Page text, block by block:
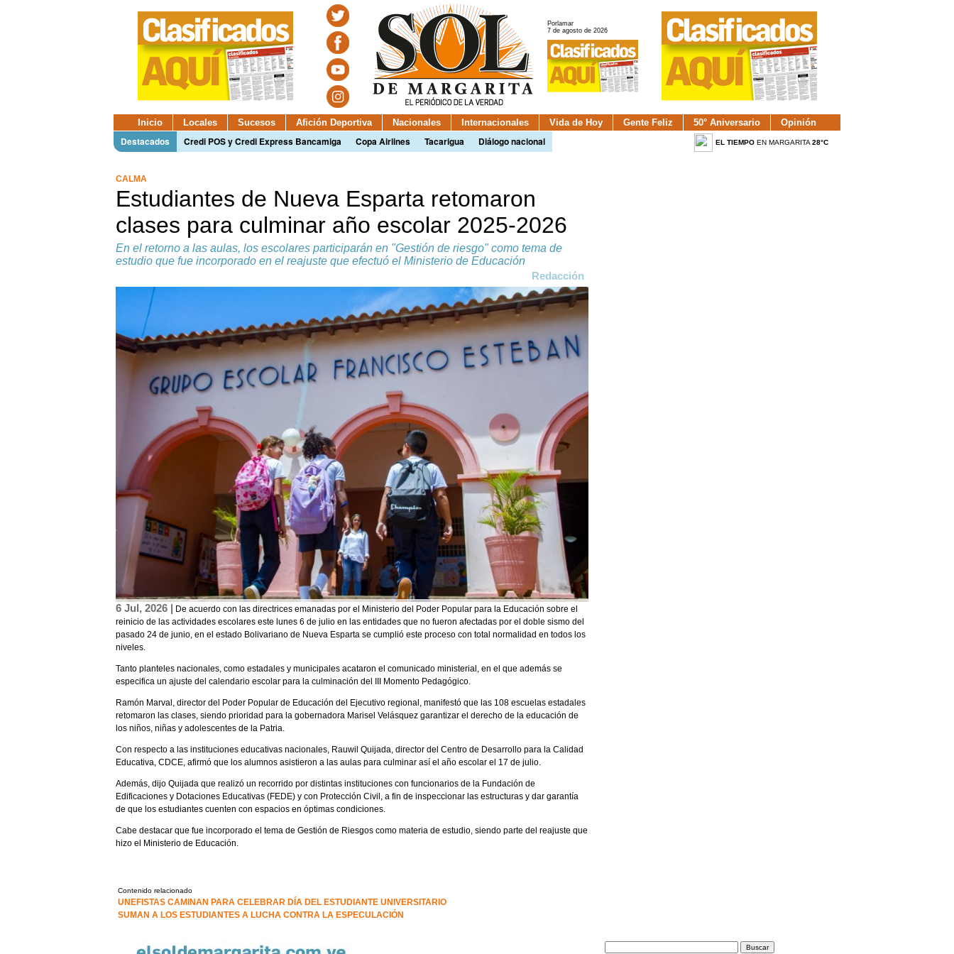
Porlamar
7 de agosto de 2026
Inicio Locales Sucesos Afición Deportiva Nacionales Internacionales Vida de Hoy Gente Feliz 50° Aniversario Opinión
Destacados Credi POS y Credi Express Bancamiga Copa Airlines Tacarigua Diálogo nacional EL TIEMPOEN MARGARITA 28°C
CALMA
Estudiantes de Nueva Esparta retomaron
clases para culminar año escolar 2025-2026
En el retorno a las aulas, los escolares participarán en "Gestión de riesgo" como tema de
estudio que fue incorporado en el reajuste que efectuó el Ministerio de Educación
Redacción
6 Jul, 2026 | De acuerdo con las directrices emanadas por el Ministerio del Poder Popular para la Educación sobre el
reinicio de las actividades escolares este lunes 6 de julio en las entidades que no fueron afectadas por el doble sismo del
pasado 24 de junio, en el estado Bolivariano de Nueva Esparta se cumplió este proceso con total normalidad en todos los
niveles.
Tanto planteles nacionales, como estadales y municipales acataron el comunicado ministerial, en el que además se
especifica un ajuste del calendario escolar para la culminación del III Momento Pedagógico.
Ramón Marval, director del Poder Popular de Educación del Ejecutivo regional, manifestó que las 108 escuelas estadales
retomaron las clases, siendo prioridad para la gobernadora Marisel Velásquez garantizar el derecho de la educación de
los niños, niñas y adolescentes de la Patria.
Con respecto a las instituciones educativas nacionales, Rauwil Quijada, director del Centro de Desarrollo para la Calidad
Educativa, CDCE, afirmó que los alumnos asistieron a las aulas para culminar así el año escolar el 17 de julio.
Además, dijo Quijada que realizó un recorrido por distintas instituciones con funcionarios de la Fundación de
Edificaciones y Dotaciones Educativas (FEDE) y con Protección Civil, a fin de inspeccionar las estructuras y dar garantía
de que los estudiantes cuenten con espacios en óptimas condiciones.
Cabe destacar que fue incorporado el tema de Gestión de Riesgos como materia de estudio, siendo parte del reajuste que
hizo el Ministerio de Educación.
Contenido relacionado
UNEFISTAS CAMINAN PARA CELEBRAR DÍA DEL ESTUDIANTE UNIVERSITARIO
SUMAN A LOS ESTUDIANTES A LUCHA CONTRA LA ESPECULACIÓN